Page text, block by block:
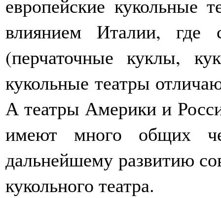
европейские кукольные
влиянием Италии, где
(перчаточные куклы,
кукольные театры
А театры Америки и
имеют много общих
дальнейшему развитию
кукольного театра.